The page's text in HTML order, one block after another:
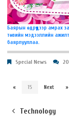
Баярын өдрүүдээр амрах
төвийн мэдээллийн
баярлууллаа.
Special News
« 15 Next »
Technology